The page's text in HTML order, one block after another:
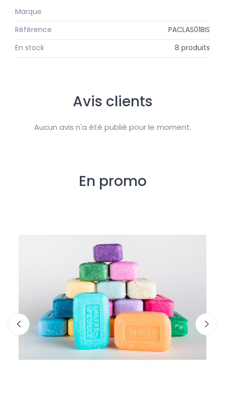
Marque
Référence
PACLAS01BIS
En stock
8 produits
Avis clients
Aucun avis n'a été publié pour le moment.
En promo